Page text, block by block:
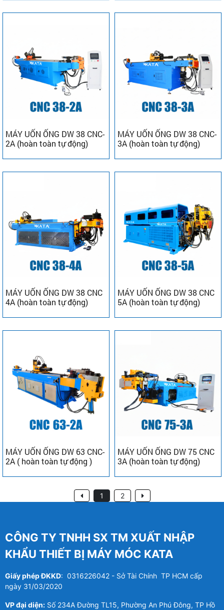
MÁY UỐN ỐNG DW 38 CNC-
2A (hoàn toàn tự động)
MÁY UỐN ỐNG DW 38 CNC-
3A (hoàn toàn tự động)
MÁY UỐN ỐNG DW 38 CNC
4A (hoàn toàn tự động)
MÁY UỐN ỐNG DW 38 CNC
5A (hoàn toàn tự động)
MÁY UỐN ỐNG DW 63 CNC-
2A ( hoàn toàn tự động )
MÁY UỐN ỐNG DW 75 CNC
3A (hoàn toàn tự động)
1 2
CÔNG TY TNHH SX TM XUẤT NHẬP
KHẨU THIẾT BỊ MÁY MÓC KATA
Giấy phép ĐKKD: 0316226042 - Sở Tài Chính TP HCM cấp
ngày 31/03/2020
VP đại diện: Số 234A Đường TL15, Phường An Phú Đông, TP Hồ